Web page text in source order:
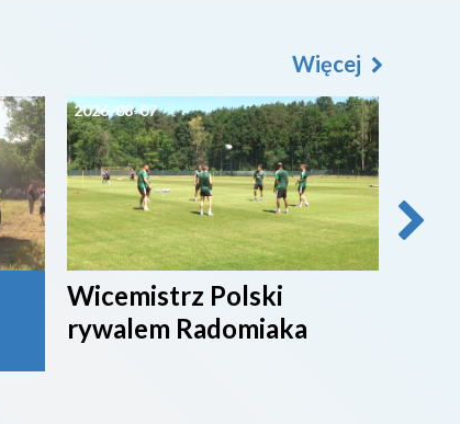
2026-08-07
Wicemistrz Polski
rywalem Radomiaka
Więcej